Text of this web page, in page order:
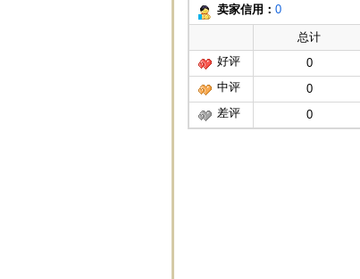
卖家信用： 0
总计
好评
0
中评
0
差评
0